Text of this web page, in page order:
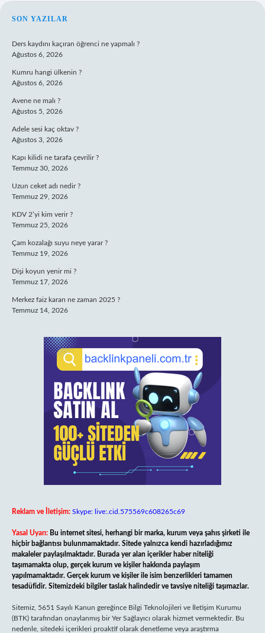
SIDEBAR
SON YAZILAR
Ders kaydını kaçıran öğrenci ne yapmalı ?
Ağustos 6, 2026
Kumru hangi ülkenin ?
Ağustos 6, 2026
Avene ne malı ?
Ağustos 5, 2026
Adele sesi kaç oktav ?
Ağustos 3, 2026
Kapı kilidi ne tarafa çevrilir ?
Temmuz 30, 2026
Uzun ceket adı nedir ?
Temmuz 29, 2026
KDV 2’yi kim verir ?
Temmuz 25, 2026
Çam kozalağı suyu neye yarar ?
Temmuz 19, 2026
Dişi koyun yenir mi ?
Temmuz 17, 2026
Merkez faiz kararı ne zaman 2025 ?
Temmuz 14, 2026
Reklam ve İletişim: Skype: live:.cid.575569c608265c69
Yasal Uyarı: Bu internet sitesi, herhangi bir marka, kurum veya şahıs şirketi ile
hiçbir bağlantısı bulunmamaktadır. Sitede yalnızca kendi hazırladığımız
makaleler paylaşılmaktadır. Burada yer alan içerikler haber niteliği
taşımamakta olup, gerçek kurum ve kişiler hakkında paylaşım
yapılmamaktadır. Gerçek kurum ve kişiler ile isim benzerlikleri tamamen
tesadüfidir. Sitemizdeki bilgiler taslak halindedir ve tavsiye niteliği taşımazlar.
Sitemiz, 5651 Sayılı Kanun gereğince Bilgi Teknolojileri ve İletişim Kurumu
(BTK) tarafından onaylanmış bir Yer Sağlayıcı olarak hizmet vermektedir. Bu
nedenle, sitedeki içerikleri proaktif olarak denetleme veya araştırma